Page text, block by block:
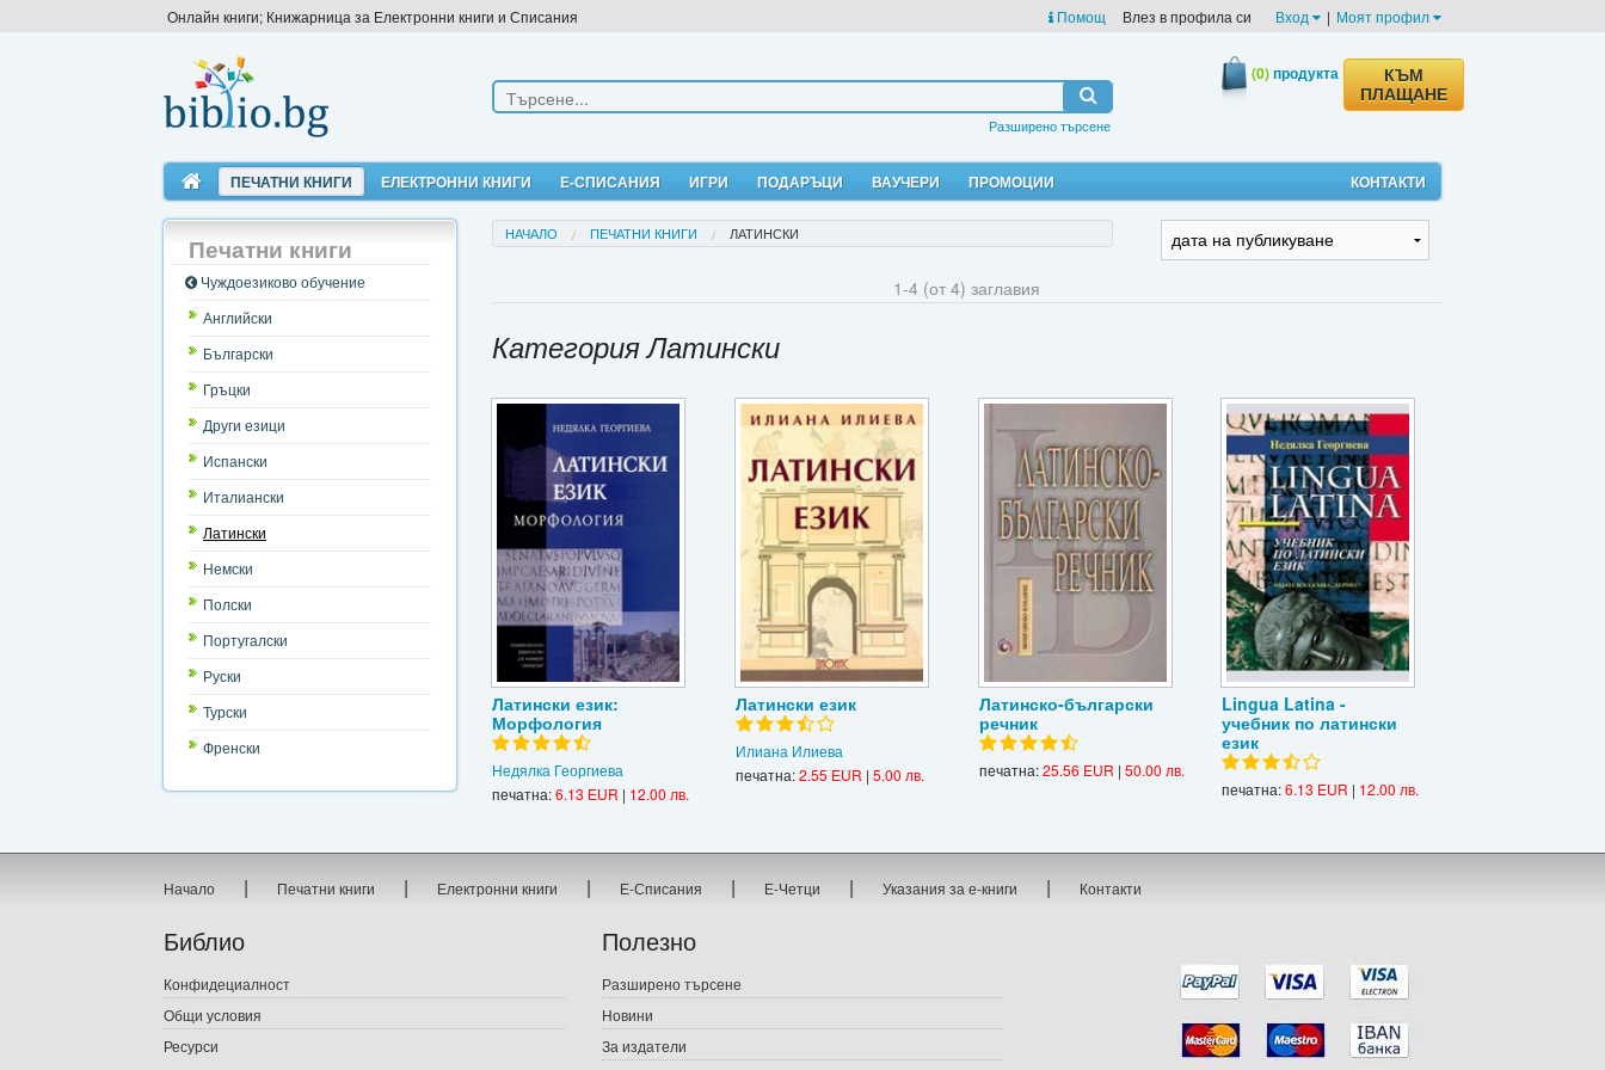
Онлайн книги; Книжарница за Електронни книги и Списания Помощ Влез в профила си Вход | Моят профил
Разширено търсене
(0)продукта
КЪМ
ПЛАЩАНЕ
ПЕЧАТНИ КНИГИ ЕЛЕКТРОННИ КНИГИ Е-СПИСАНИЯ ИГРИ ПОДАРЪЦИ ВАУЧЕРИ ПРОМОЦИИ КОНТАКТИ
Печатни книги
Чуждоезиково обучение
Английски
Български
Гръцки
Други езици
Испански
Италиански
Латински
Немски
Полски
Португалски
Руски
Турски
Френски
НАЧАЛО ПЕЧАТНИ КНИГИ ЛАТИНСКИ
1-4 (от 4) заглавия
Категория Латински
Латински език:
Морфология
Недялка Георгиева
печатна:6.13 EUR | 12.00 лв.
Латински език
Илиана Илиева
печатна:2.55 EUR | 5.00 лв.
Латинско-български
речник
печатна:25.56 EUR | 50.00 лв.
Lingua Latina -
учебник по латински
език
печатна:6.13 EUR | 12.00 лв.
Начало | Печатни книги | Електронни книги | Е-Списания | Е-Четци | Указания за е-книги | Контакти
Библио
Конфидециалност
Общи условия
Ресурси
Полезно
Разширено търсене
Новини
За издатели